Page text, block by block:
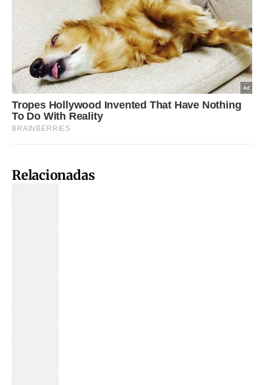
Relacionadas